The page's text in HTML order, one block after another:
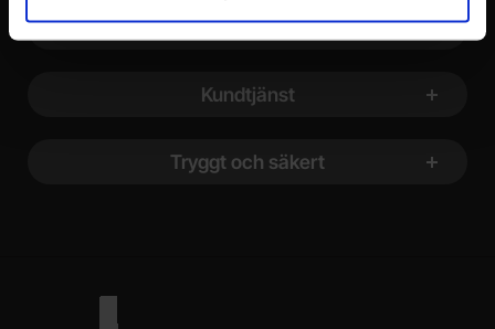
Att handla hos oss
Kundtjänst
Tryggt och säkert